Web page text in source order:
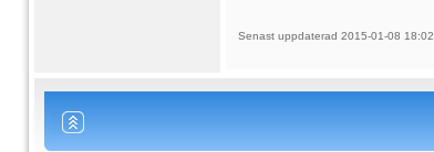
Senast uppdaterad 2015-01-08 18:02